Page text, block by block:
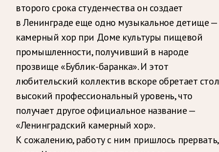
второго срока студенчества он создает
в Ленинграде еще одно музыкальное детище —
камерный хор при Доме культуры пищевой
промышленности, получивший в народе
прозвище «Бублик-баранка». И этот
любительский коллектив вскоре обретает
высокий профессиональный уровень, что
получает другое официальное название —
«Ленинградский камерный хор».
К сожалению, работу с ним пришлось прервать,